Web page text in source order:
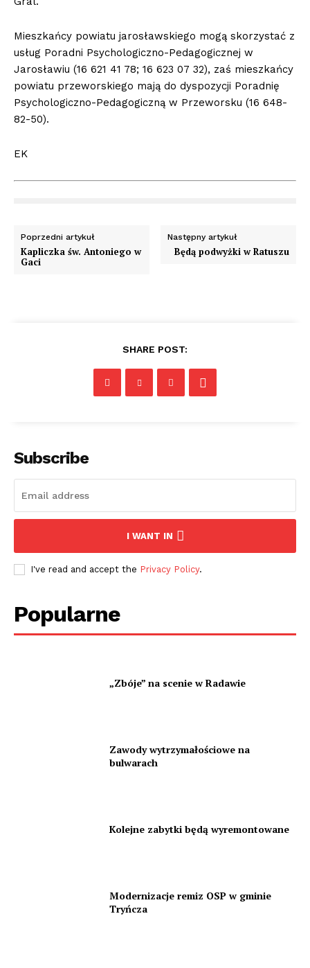
Mieszkańcy powiatu jarosławskiego mogą skorzystać z
usług Poradni Psychologiczno-Pedagogicznej w
Jarosławiu (16 621 41 78; 16 623 07 32), zaś mieszkańcy
powiatu przeworskiego mają do dyspozycji Poradnię
Psychologiczno-Pedagogiczną w Przeworsku (16 648-
82-50).
EK
Poprzedni artykuł
Kapliczka św. Antoniego w
Gaci
Następny artykuł
Będą podwyżki w Ratuszu
SHARE POST:
Subscribe
I WANT IN
I've read and accept the Privacy Policy.
Popularne
„Zbóje” na scenie w Radawie
Zawody wytrzymałościowe na
bulwarach
Kolejne zabytki będą wyremontowane
Modernizacje remiz OSP w gminie
Tryńcza